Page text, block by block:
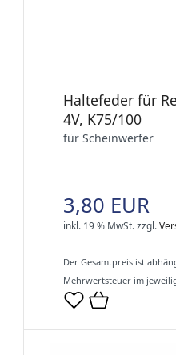
Haltefeder für
4V, K75/100
für Scheinwerfer
3,80 EUR
inkl. 19 % MwSt.zzgl.
Der Gesamtpreis ist
Mehrwertsteuer im